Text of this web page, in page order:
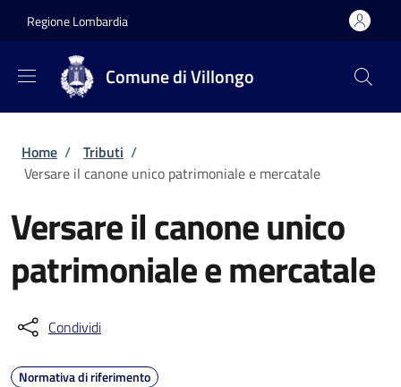
Regione Lombardia
Comune di Villongo
Briciole di pane
Home / Tributi /
Versare il canone unico patrimoniale e mercatale
Versare il canone unico
patrimoniale e mercatale
Condividi
Normativa di riferimento